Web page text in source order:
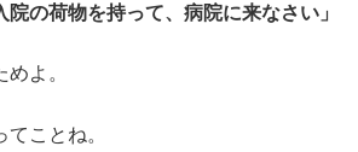
の荷物を持って、病院に来なさい」
よ。
てことね。